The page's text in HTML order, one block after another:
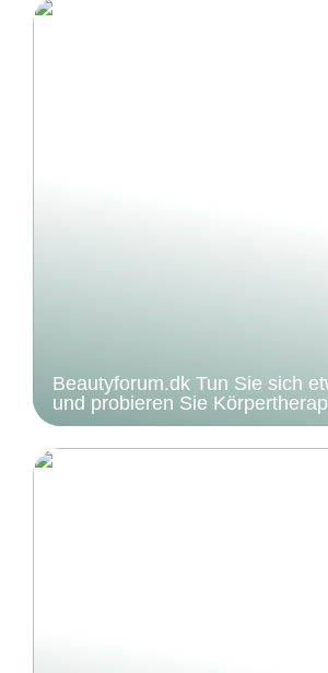
Beautyforum.dk Tun Sie sich
und probieren Sie